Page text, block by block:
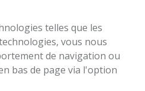
telles que les
vous nous
de navigation ou
bas de page via l'option